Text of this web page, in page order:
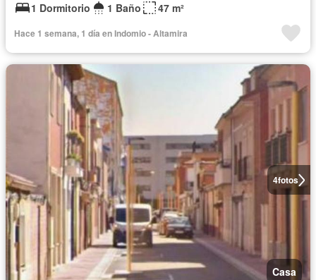
1 Dormitorio
1 Baño 47 m²
Hace 1 semana, 1 día en Indomio - Altamira
4fotos
Casa